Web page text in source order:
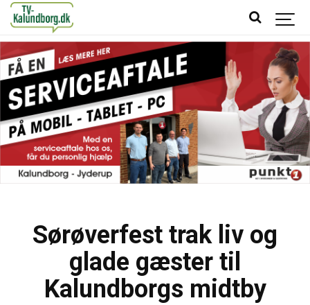
Sørøverfest trak liv og
glade gæster til
Kalundborgs midtby